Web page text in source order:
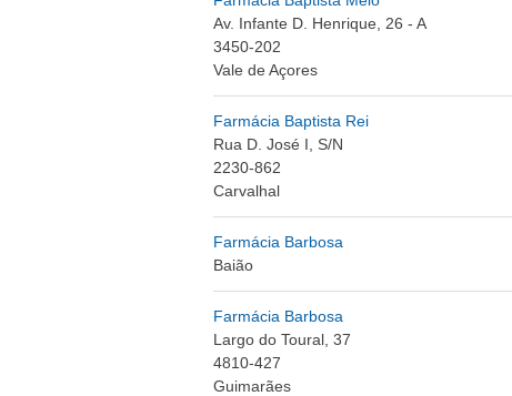
Av. Infante D. Henrique, 26 - A
3450-202
Vale de Açores
Farmácia Baptista Rei
Rua D. José I, S/N
2230-862
Carvalhal
Farmácia Barbosa
Baião
Farmácia Barbosa
Largo do Toural, 37
4810-427
Guimarães